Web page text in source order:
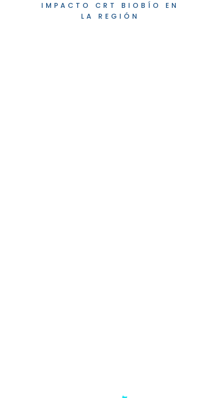
IMPACTO CRT BIOBÍO EN
LA REGIÓN